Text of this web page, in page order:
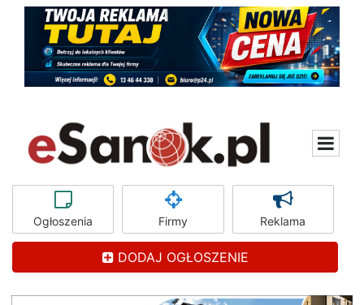
Ogłoszenia Firmy Reklama
DODAJ OGŁOSZENIE